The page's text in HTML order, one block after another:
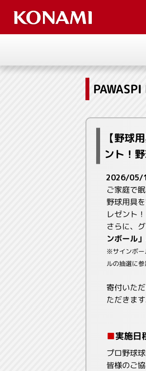
【野球
ント！
2026/05/
ご家庭で
野球用具
レゼント！
さらに、
ンボール」
※サインボー
ルの抽選に
寄付いた
ただきます
■実施日
プロ野球
皆様のご